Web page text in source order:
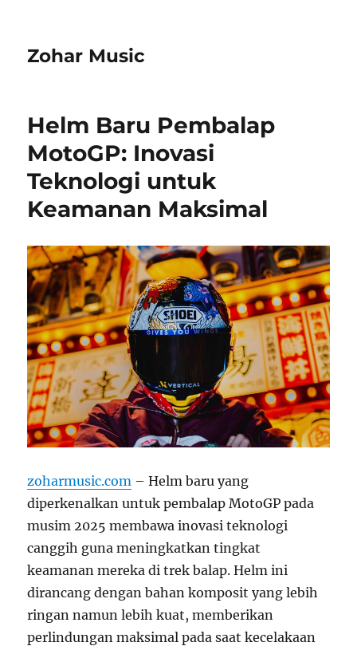
Zohar Music
Helm Baru Pembalap
MotoGP: Inovasi
Teknologi untuk
Keamanan Maksimal
zoharmusic.com – Helm baru yang
diperkenalkan untuk pembalap MotoGP pada
musim 2025 membawa inovasi teknologi
canggih guna meningkatkan tingkat
keamanan mereka di trek balap. Helm ini
dirancang dengan bahan komposit yang lebih
ringan namun lebih kuat, memberikan
perlindungan maksimal pada saat kecelakaan